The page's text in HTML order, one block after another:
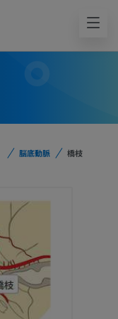
脳底動脈 橋枝